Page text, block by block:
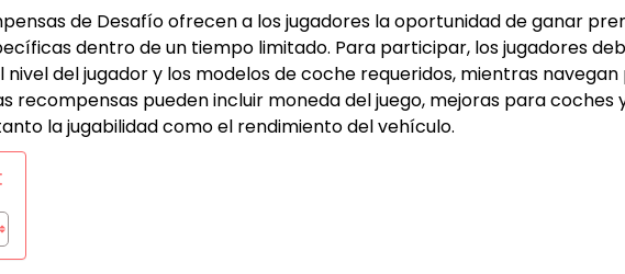
de Desafío ofrecen a los jugadores la oportunidad de ganar
dentro de un tiempo limitado. Para participar, los jugadores
del jugador y los modelos de coche requeridos, mientras navegan
recompensas pueden incluir moneda del juego, mejoras para coches
la jugabilidad como el rendimiento del vehículo.